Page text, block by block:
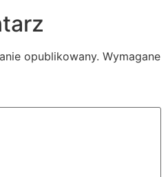
opublikowany. Wymagane